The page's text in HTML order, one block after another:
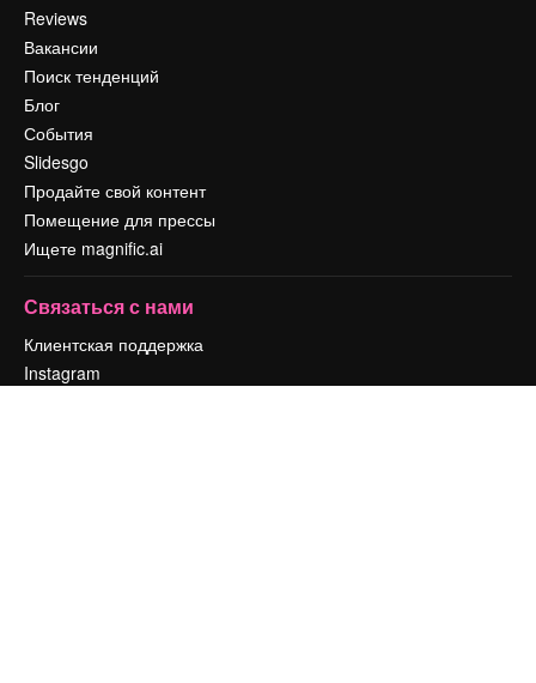
Reviews
Вакансии
Поиск тенденций
Блог
События
Slidesgo
Продайте свой контент
Помещение для прессы
Ищете magnific.ai
Связаться с нами
Клиентская поддержка
Instagram